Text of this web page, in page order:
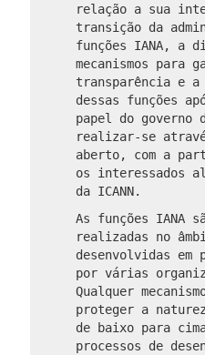
relação a sua
transição da
funções IANA, a
mecanismos para
transparência e a
dessas funções
papel do governo
realizar-se
aberto, com a
os interessados
da ICANN.
As funções IANA
realizadas no
desenvolvidas em
por várias
Qualquer
proteger a
de baixo para
processos de